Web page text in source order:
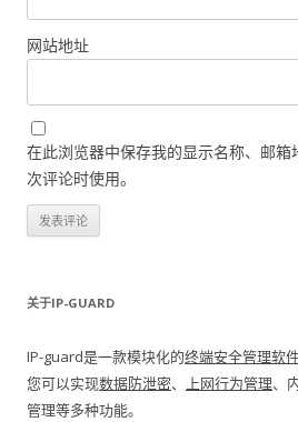
网站地址
在此浏览器中保存我的显示名称、邮
次评论时使用。
关于IP-GUARD
IP-guard是一款模块化的终端安全管理软
您可以实现数据防泄密、 上网行为管理、
管理等多种功能。